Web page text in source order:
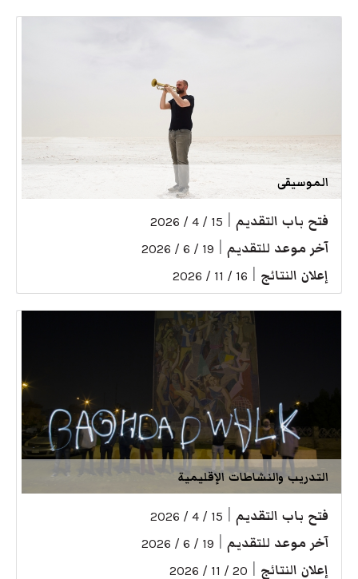
الموسيقى
فتح باب التقديم 15 / 4 / 2026
آخر موعد للتقديم 19 / 6 / 2026
إعلان النتائج 16 / 11 / 2026
التدريب والنشاطات الإقليمية
فتح باب التقديم 15 / 4 / 2026
آخر موعد للتقديم 19 / 6 / 2026
إعلان النتائج 20 / 11 / 2026